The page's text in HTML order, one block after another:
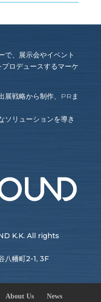
で、展示会やイベント
プロデュースするマーケ
戦略から制作、 PRま
ソリューションを導き
K.K. All rights
八幡町2-1, 3F
About Us News